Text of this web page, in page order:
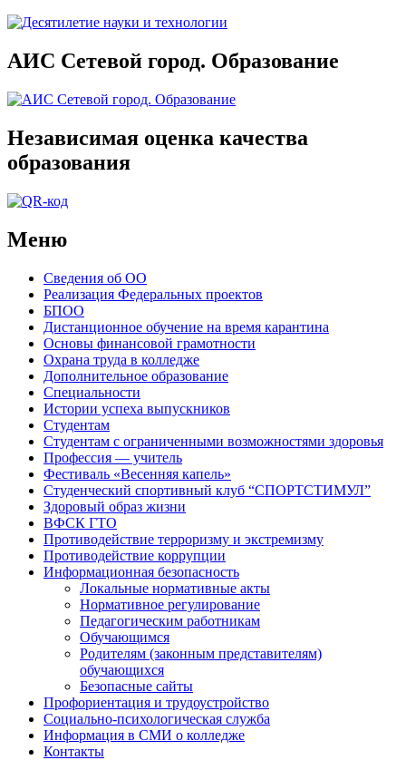
АИС Сетевой город. Образование
Независимая оценка качества
образования
Меню
Сведения об ОО
Реализация Федеральных проектов
БПОО
Дистанционное обучение на время карантина
Основы финансовой грамотности
Охрана труда в колледже
Дополнительное образование
Специальности
Истории успеха выпускников
Студентам
Студентам с ограниченными возможностями здоровья
Профессия — учитель
Фестиваль «Весенняя капель»
Студенческий спортивный клуб “СПОРТСТИМУЛ”
Здоровый образ жизни
ВФСК ГТО
Противодействие терроризму и экстремизму
Противодействие коррупции
Информационная безопасность
Локальные нормативные акты
Нормативное регулирование
Педагогическим работникам
Обучающимся
Родителям (законным представителям)
обучающихся
Безопасные сайты
Профориентация и трудоустройство
Социально-психологическая служба
Информация в СМИ о колледже
Контакты